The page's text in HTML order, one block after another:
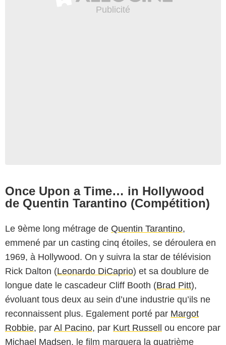
Once Upon a Time… in Hollywood
de Quentin Tarantino (Compétition)
Le 9ème long métrage de Quentin Tarantino,
emmené par un casting cinq étoiles, se déroulera en
1969, à Hollywood. On y suivra la star de télévision
Rick Dalton (Leonardo DiCaprio) et sa doublure de
longue date le cascadeur Cliff Booth (Brad Pitt),
évoluant tous deux au sein d’une industrie qu’ils ne
reconnaissent plus. Egalement porté par Margot
Robbie, par Al Pacino, par Kurt Russell
ou encore par
Michael Madsen, le film marquera la quatrième